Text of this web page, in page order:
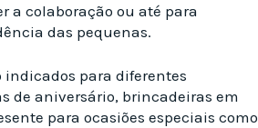
a colaboração ou até para
das pequenas.
indicados para diferentes
de aniversário, brincadeiras em
para ocasiões especiais como